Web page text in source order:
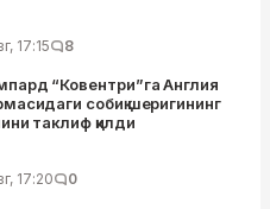
17:15 8
“Ковентри”га Англия
собиқ шеригининг
таклиф қилди
17:20 0